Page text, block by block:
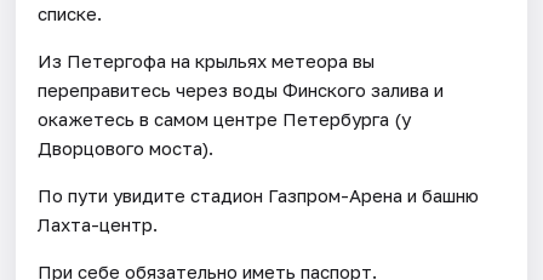
списке.
Из Петергофа на крыльях метеора вы
переправитесь через воды Финского залива и
окажетесь в самом центре Петербурга (у
Дворцового моста).
По пути увидите стадион Газпром-Арена и башню
Лахта-центр.
При себе обязательно иметь паспорт.